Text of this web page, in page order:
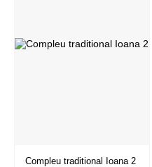
Compleu traditional Ioana 2